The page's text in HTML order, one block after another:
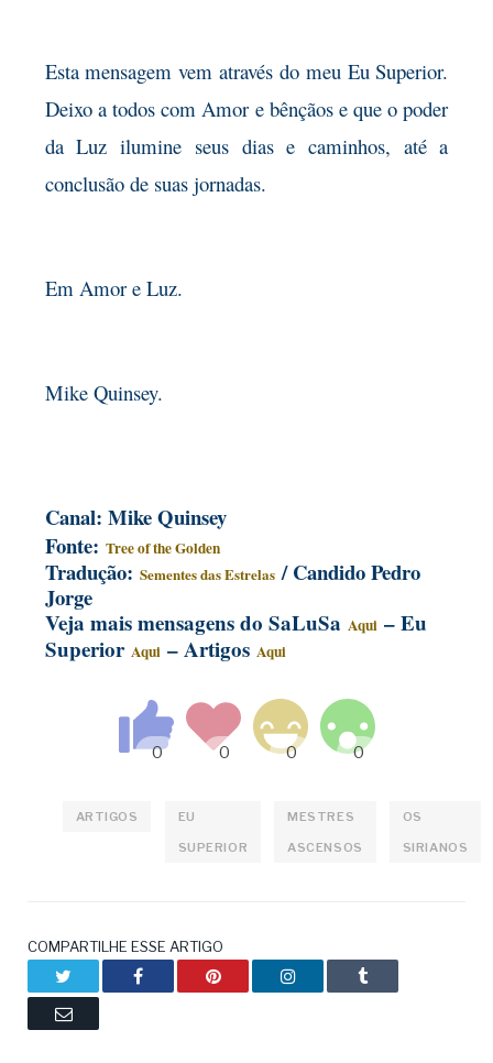
Esta mensagem vem através do meu Eu Superior.
Deixo a todos com Amor e bênçãos e que o poder
da Luz ilumine seus dias e caminhos, até a
conclusão de suas jornadas.
Em Amor e Luz.
Mike Quinsey.
Canal: Mike Quinsey
Fonte: Tree of the Golden
Tradução: Sementes das Estrelas/ Candido Pedro
Jorge
Veja mais mensagens do SaLuSa Aqui– Eu
Superior Aqui– Artigos Aqui
ARTIGOS
EU
SUPERIOR
MESTRES
ASCENSOS
OS
SIRIANOS
COMPARTILHE ESSE ARTIGO
Facebook Pinterest LinkedIn Tumblr
Email